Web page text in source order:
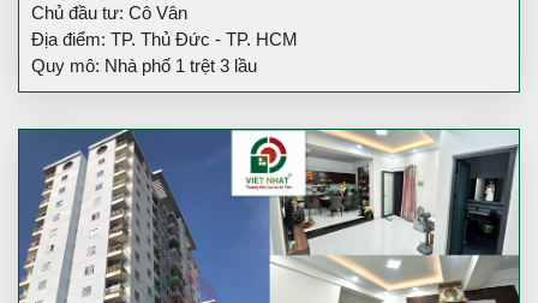
Chủ đầu tư: Cô Vân
Địa điểm: TP. Thủ Đức - TP. HCM
Quy mô: Nhà phố 1 trệt 3 lầu